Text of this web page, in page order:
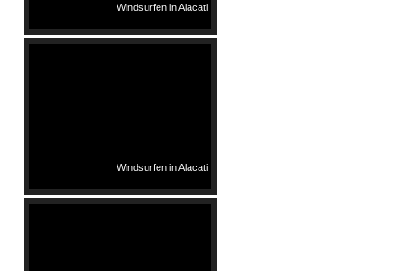
Windsurfen in Alacati
Windsurfen in Alacati